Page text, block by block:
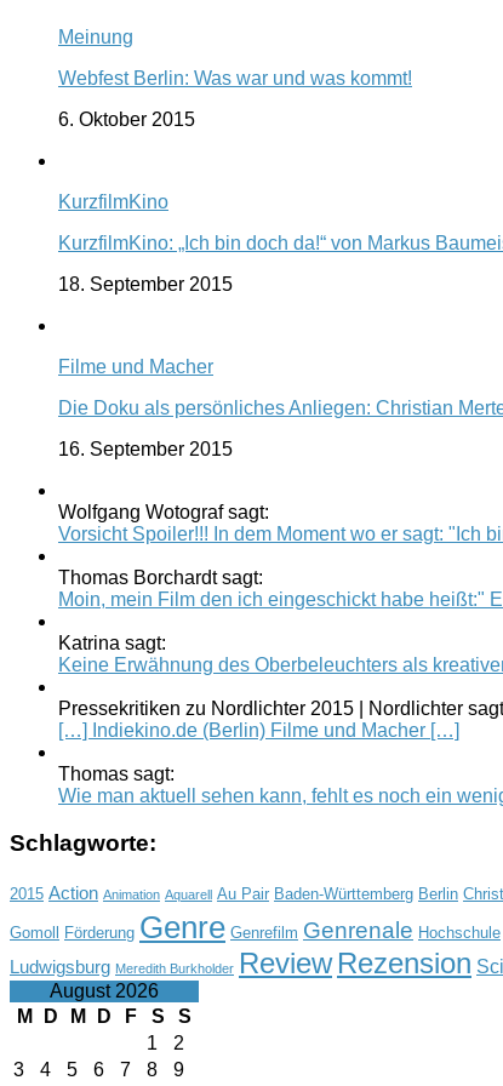
Meinung
Webfest Berlin: Was war und was kommt!
6. Oktober 2015
KurzfilmKino
KurzfilmKino: „Ich bin doch da!“ von Markus
18. September 2015
Filme und Macher
Die Doku als persönliches Anliegen: Christian
16. September 2015
Wolfgang Wotograf sagt:
Vorsicht Spoiler!!! In dem Moment wo er sagt: "Ich
Thomas Borchardt sagt:
Moin, mein Film den ich eingeschickt habe heißt:"
Katrina sagt:
Keine Erwähnung des Oberbeleuchters als
Pressekritiken zu Nordlichter 2015 | Nordlichter
[…] Indiekino.de (Berlin) Filme und Macher […]
Thomas sagt:
Wie man aktuell sehen kann, fehlt es noch ein
Schlagworte:
2015 Action Animation Aquarell Au Pair Baden-Württemberg Berlin
Gomoll Förderung Genre Genrefilm Genrenale Hochschule
Ludwigsburg Meredith Burkholder Review Rezension
August 2026
M
D M D F S
S
1
2
3
4 5 6 7 8
9